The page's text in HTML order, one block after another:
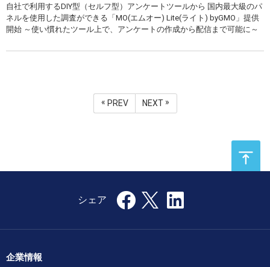
自社で利用するDIY型（セルフ型）アンケートツールから 国内最大級のパ
ネルを使用した調査ができる「MO(エムオー) Lite(ライト) byGMO」提供
開始 ～使い慣れたツール上で、アンケートの作成から配信まで可能に～
PREV NEXT
企業情報